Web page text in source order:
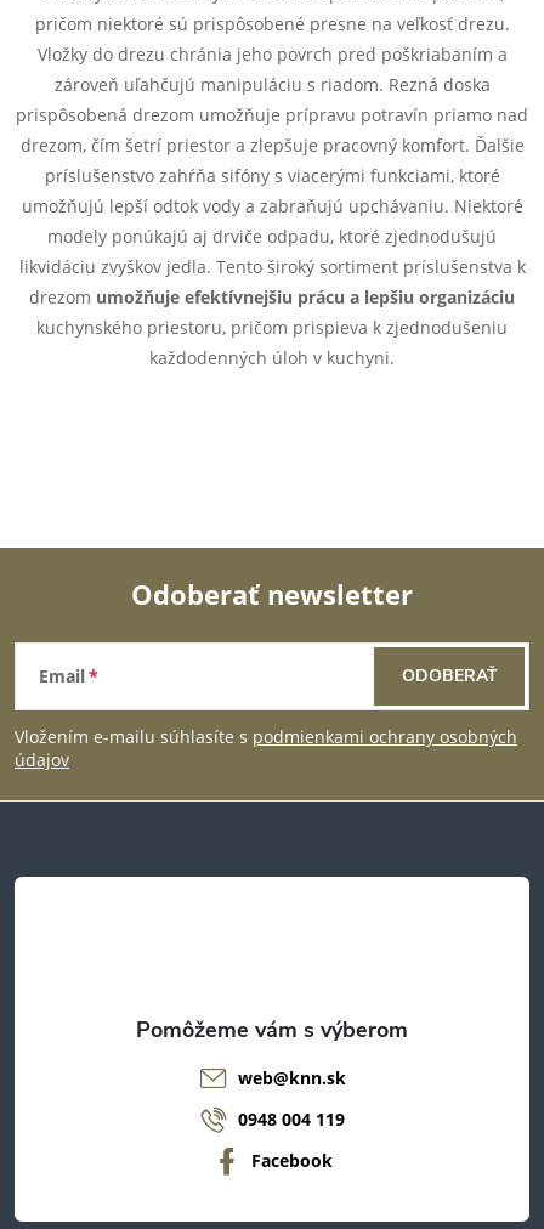
c
e
p
ý
i
s
u
pričom niektoré sú prispôsobené presne na veľkosť drezu.
Vložky do drezu chránia jeho povrch pred poškriabaním a
zároveň uľahčujú manipuláciu s riadom. Rezná doska
prispôsobená drezom umožňuje prípravu potravín priamo nad
drezom, čím šetrí priestor a zlepšuje pracovný komfort. Ďalšie
príslušenstvo zahŕňa sifóny s viacerými funkciami, ktoré
umožňujú lepší odtok vody a zabraňujú upchávaniu. Niektoré
modely ponúkajú aj drviče odpadu, ktoré zjednodušujú
likvidáciu zvyškov jedla. Tento široký sortiment príslušenstva k
drezom umožňuje efektívnejšiu prácu a lepšiu organizáciu
kuchynského priestoru, pričom prispieva k zjednodušeniu
každodenných úloh v kuchyni.
Z
á
p
t
Odoberať newsletter
Email
Vložením e-mailu súhlasíte s podmienkami ochrany osobných
údajov
ODOBERAŤ
web@knn.sk
0948 004 119
Facebook